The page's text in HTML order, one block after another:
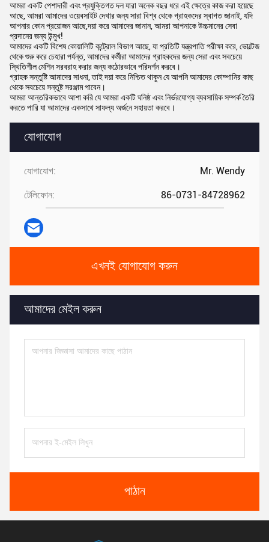
যোগাযোগ
যোগাযোগ: Mr. Wendy
টেলিফোন: 86-0731-84728962
এখনই যোগাযোগ করুন
আমাদের মেইল ​​করুন
পাঠান
আমরা একটি পেশাদারী এবং প্রযুক্তিগত দল যারা অনেক বছর ধরে এই ক্ষেত্রে কাজ করা হয়েছে
আছে, আমরা আমাদের ওয়েবসাইট দেখার জন্য সারা বিশ্ব থেকে গ্রাহকদের স্বাগত জানাই, যদি
আপনার কোন প্রয়োজন আছে,দয়া করে আমাদের জানান, আমরা আপনাকে উচ্চমানের সেবা
প্রদানের জন্য উন্মুখ!
আমাদের একটি বিশেষ কোয়ালিটি কন্ট্রোল বিভাগ আছে, যা প্রতিটি যন্ত্রপাতি পরীক্ষা করে, ভোল্টেজ
থেকে শুরু করে চেহারা পর্যন্ত, আমাদের কর্মীরা আমাদের গ্রাহকদের জন্য সেরা এবং সবচেয়ে
স্থিতিশীল মেশিন সরবরাহ করার জন্য কঠোরভাবে পরিদর্শন করবে।
গ্রাহক সন্তুষ্টি আমাদের সাধনা, তাই দয়া করে নিশ্চিত থাকুন যে আপনি আমাদের কোম্পানির কাছ
থেকে সবচেয়ে সন্তুষ্ট সরঞ্জাম পাবেন।
আমরা আন্তরিকভাবে আশা করি যে আমরা একটি ঘনিষ্ঠ এবং নির্ভরযোগ্য ব্যবসায়িক সম্পর্ক তৈরি
করতে পারি যা আমাদের একসাথে সাফল্য অর্জনে সহায়তা করবে।